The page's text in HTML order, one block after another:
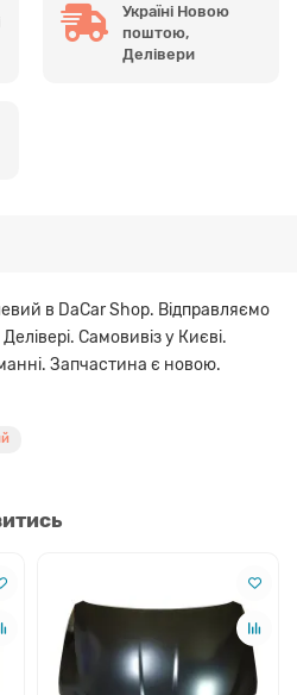
Україні Новою
поштою,
Делівери
в DaCar Shop. Відправляємо
Самовивіз у Києві.
Запчастина є новою.